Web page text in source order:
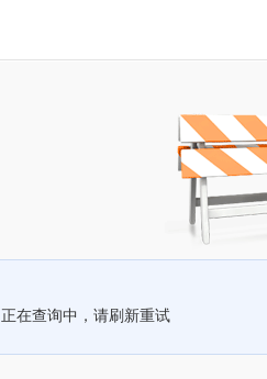
正在查询中，请刷新重试